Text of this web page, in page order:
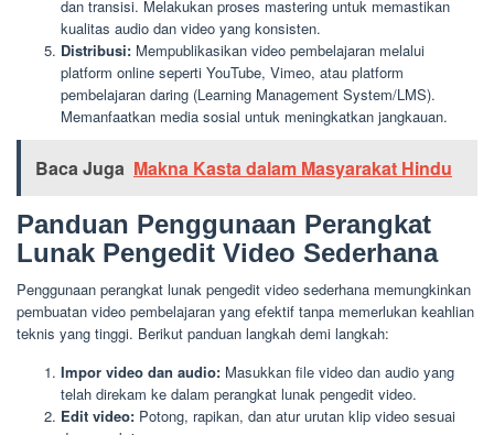
dan transisi. Melakukan proses mastering untuk memastikan
kualitas audio dan video yang konsisten.
Distribusi: Mempublikasikan video pembelajaran melalui
platform online seperti YouTube, Vimeo, atau platform
pembelajaran daring (Learning Management System/LMS).
Memanfaatkan media sosial untuk meningkatkan jangkauan.
Baca Juga Makna Kasta dalam Masyarakat Hindu
Panduan Penggunaan Perangkat
Lunak Pengedit Video Sederhana
Penggunaan perangkat lunak pengedit video sederhana memungkinkan
pembuatan video pembelajaran yang efektif tanpa memerlukan keahlian
teknis yang tinggi. Berikut panduan langkah demi langkah:
Impor video dan audio: Masukkan file video dan audio yang
telah direkam ke dalam perangkat lunak pengedit video.
Edit video: Potong, rapikan, dan atur urutan klip video sesuai